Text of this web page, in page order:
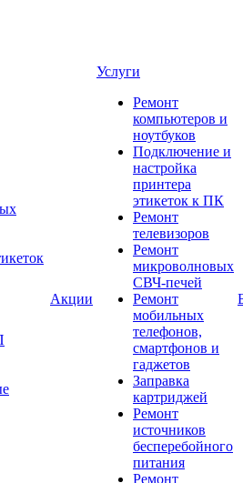
Акции
Услуги
Ремонт
компьютеров и
ноутбуков
Подключение и
настройка
принтера
этикеток к ПК
Ремонт
телевизоров
Ремонт
микроволновых
СВЧ-печей
Ремонт
мобильных
телефонов,
смартфонов и
гаджетов
Заправка
картриджей
Ремонт
источников
бесперебойного
питания
Ремонт